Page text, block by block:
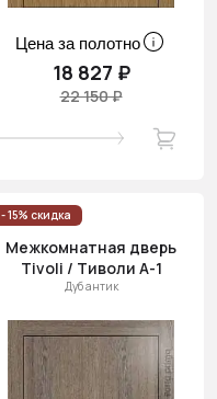
Цена за полотно
18 827 ₽
22 150 ₽
- 15% скидка
Межкомнатная дверь
Tivoli / Тиволи А-1
Дуб антик